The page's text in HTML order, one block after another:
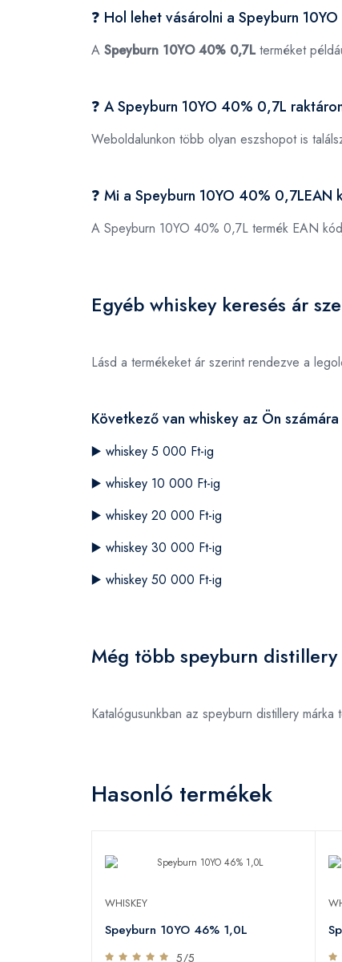
❓ Hol lehet vásárolni a Speyburn
A Speyburn 10YO 40% 0,7Lterméket
❓ A Speyburn 10YO 40% 0,7L
Weboldalunkon több olyan eszshopot is
❓ Mi a Speyburn 10YO 40% 0,7LEAN
A Speyburn 10YO 40% 0,7L termék EAN
Egyéb whiskey keresés ár
Lásd a termékeket ár szerint rendezve a
Következő van whiskey az Ön
▶️ whiskey 5 000 Ft-ig
▶️ whiskey 10 000 Ft-ig
▶️ whiskey 20 000 Ft-ig
▶️ whiskey 30 000 Ft-ig
▶️ whiskey 50 000 Ft-ig
Még több speyburn
Katalógusunkban az speyburn distillery
Hasonló termékek
WHISKEY
Speyburn 10YO 46% 1,0L
5/5